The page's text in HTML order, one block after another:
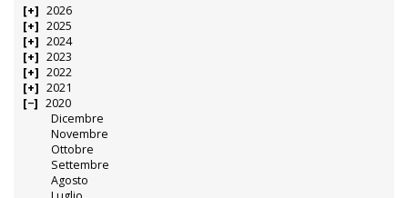
2026
2025
2024
2023
2022
2021
2020
Dicembre
Novembre
Ottobre
Settembre
Agosto